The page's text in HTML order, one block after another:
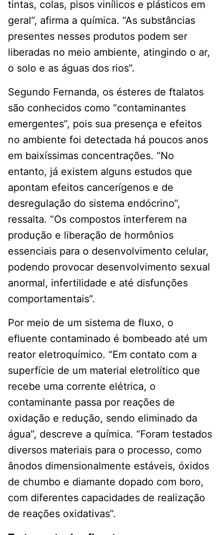
tintas, colas, pisos vinílicos e plásticos em
geral”, afirma a química. “As substâncias
presentes nesses produtos podem ser
liberadas no meio ambiente, atingindo o ar,
o solo e as águas dos rios”.
Segundo Fernanda, os ésteres de ftalatos
são conhecidos como “contaminantes
emergentes”, pois sua presença e efeitos
no ambiente foi detectada há poucos anos
em baixíssimas concentrações. “No
entanto, já existem alguns estudos que
apontam efeitos cancerígenos e de
desregulação do sistema endócrino”,
ressalta. “Os compostos interferem na
produção e liberação de hormônios
essenciais para o desenvolvimento celular,
podendo provocar desenvolvimento sexual
anormal, infertilidade e até disfunções
comportamentais”.
Por meio de um sistema de fluxo, o
efluente contaminado é bombeado até um
reator eletroquímico. “Em contato com a
superfície de um material eletrolítico que
recebe uma corrente elétrica, o
contaminante passa por reações de
oxidação e redução, sendo eliminado da
água”, descreve a química. “Foram testados
diversos materiais para o processo, como
ânodos dimensionalmente estáveis, óxidos
de chumbo e diamante dopado com boro,
com diferentes capacidades de realização
de reações oxidativas”.